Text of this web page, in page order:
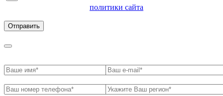
политики сайта